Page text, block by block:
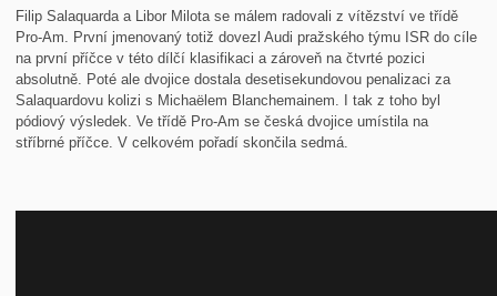
Filip Salaquarda a Libor Milota se málem radovali z vítězství ve třídě
Pro-Am. První jmenovaný totiž dovezl Audi pražského týmu ISR do cíle
na první příčce v této dílčí klasifikaci a zároveň na čtvrté pozici
absolutně. Poté ale dvojice dostala desetisekundovou penalizaci za
Salaquardovu kolizi s Michaëlem Blanchemainem. I tak z toho byl
pódiový výsledek. Ve třídě Pro-Am se česká dvojice umístila na
stříbrné příčce. V celkovém pořadí skončila sedmá.